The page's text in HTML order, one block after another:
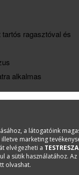
ragasztóval és
alkalmas
a látogatóink
marketing
elvégezheti a
a sütik használatához. Az
olvashat.